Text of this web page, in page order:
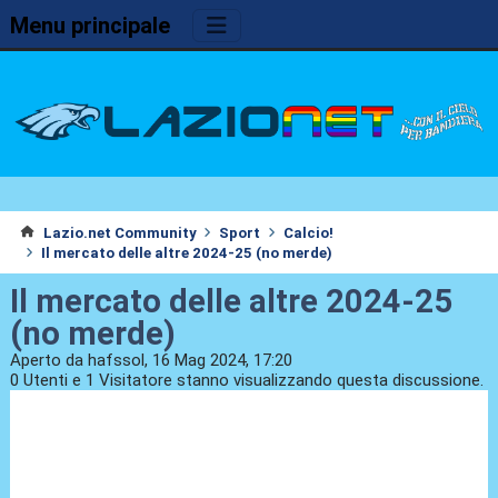
Menu principale
Lazio.net Community Sport
Calcio!
Il mercato delle altre 2024-25 (no merde)
Il mercato delle altre 2024-25
(no merde)
Aperto da hafssol, 16 Mag 2024, 17:20
0 Utenti e 1 Visitatore stanno visualizzando questa discussione.